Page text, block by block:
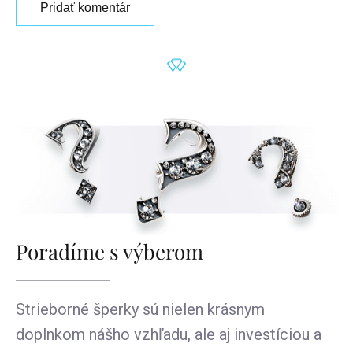
Pridať komentár
Poradíme s výberom
Strieborné šperky sú nielen krásnym
doplnkom nášho vzhľadu, ale aj investíciou a